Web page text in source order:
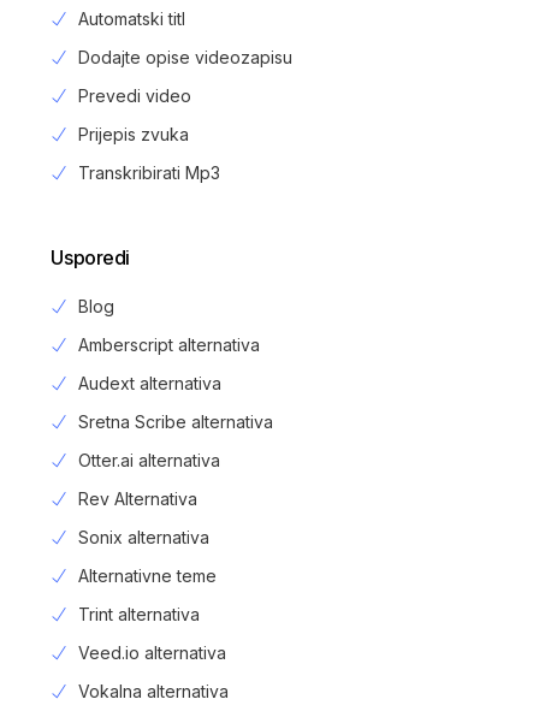
Automatski titl
Dodajte opise videozapisu
Prevedi video
Prijepis zvuka
Transkribirati Mp3
Usporedi
Blog
Amberscript alternativa
Audext alternativa
Sretna Scribe alternativa
Otter.ai alternativa
Rev Alternativa
Sonix alternativa
Alternativne teme
Trint alternativa
Veed.io alternativa
Vokalna alternativa